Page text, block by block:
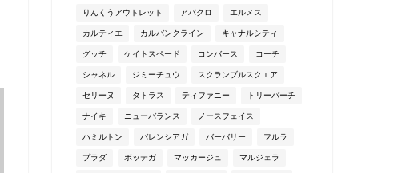
りんくうアウトレット アバクロ エルメス
カルティエ カルバンクライン キャナルシティ
グッチ ケイトスペード コンバース コーチ
シャネル ジミーチュウ スクランブルスクエア
セリーヌ タトラス ティファニー トリーバーチ
ナイキ ニューバランス ノースフェイス
ハミルトン バレンシアガ バーバリー フルラ
プラダ ボッテガ マッカージュ マルジェラ